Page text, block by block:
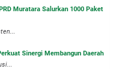
Muratara Salurkan 1000 Paket
Sinergi Membangun Daerah